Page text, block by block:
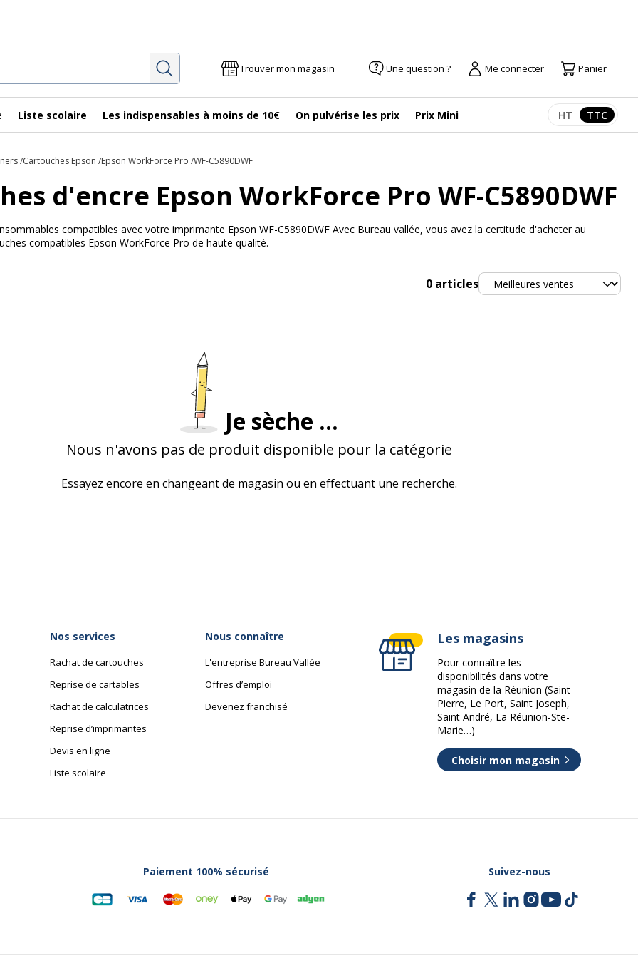
Rechercher Trouver mon magasin Une question ? Me connecter Panier
Liste scolaire Les indispensables à moins de 10€ On pulvérise les prix Prix Mini Afficher les
HT TTC
Cartouches Epson Epson WorkForce Pro WF-C5890DWF
d'encre Epson WorkForce Pro WF-C5890DWF
compatibles avec votre imprimante Epson WF-C5890DWF Avec Bureau vallée, vous avez la certitude d'acheter au
compatibles Epson WorkForce Pro de haute qualité.
0 articlesTrier
Je sèche ...
Nous n'avons pas de produit disponible pour la catégorie
Essayez encore en changeant de magasin ou en effectuant une recherche.
Nos services
Rachat de cartouches
Reprise de cartables
Rachat de calculatrices
Reprise d’imprimantes
Devis en ligne
Liste scolaire
Nous connaître
L'entreprise Bureau Vallée
Offres d’emploi
Devenez franchisé
Les magasins
Pour connaître les
disponibilités dans votre
magasin de la Réunion (Saint
Pierre, Le Port, Saint Joseph,
Saint André, La Réunion-Ste-
Marie…)
Choisir mon magasin
Paiement 100% sécurisé Suivez-nous